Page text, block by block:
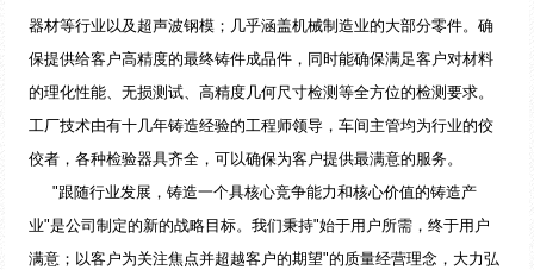
器材等行业以及超声波钢模；几乎涵盖机械制造业的大部分零件。确
保提供给客户高精度的最终铸件成品件，同时能确保满足客户对材料
的理化性能、无损测试、高精度几何尺寸检测等全方位的检测要求。
工厂技术由有十几年铸造经验的工程师领导，车间主管均为行业的佼
佼者，各种检验器具齐全，可以确保为客户提供最满意的服务。
"跟随行业发展，铸造一个具核心竞争能力和核心价值的铸造产
业"是公司制定的新的战略目标。我们秉持"始于用户所需，终于用户
满意；以客户为关注焦点并超越客户的期望"的质量经营理念，大力弘